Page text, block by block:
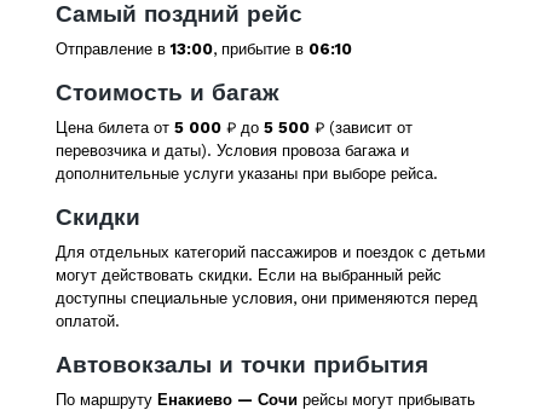
Самый поздний рейс
Отправление в13:00, прибытие в 06:10
Стоимость и багаж
Цена билета от 5 000 ₽ до 5 500 ₽ (зависит от
перевозчика и даты). Условия провоза багажа и
дополнительные услуги указаны при выборе рейса.
Скидки
Для отдельных категорий пассажиров и поездок с детьми
могут действовать скидки. Если на выбранный рейс
доступны специальные условия, они применяются перед
оплатой.
Автовокзалы и точки прибытия
По маршруту Енакиево — Сочи рейсы могут прибывать